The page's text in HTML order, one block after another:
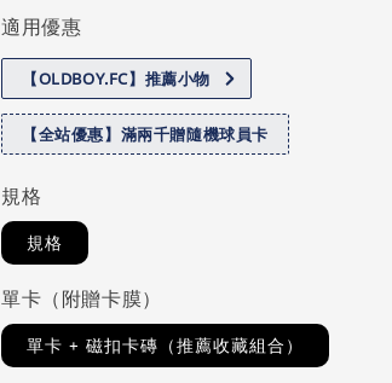
適用優惠
【OLDBOY.FC】推薦小物
【全站優惠】滿兩千贈隨機球員卡
規格
規格
單卡（附贈卡膜）
單卡 + 磁扣卡磚（推薦收藏組合）